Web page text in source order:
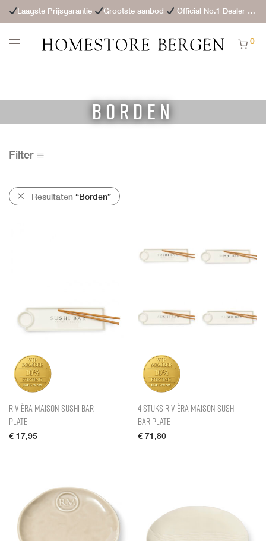
Laagste Prijsgarantie Grootste aanbod Official No.1 Dealer
0
Borden
Filter
Resultaten “Borden”
Rivièra Maison Sushi Bar
Plate
€ 17,95
4 stuks Rivièra Maison Sushi
Bar Plate
€ 71,80